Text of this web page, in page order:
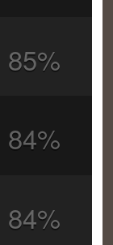
85%
84%
84%